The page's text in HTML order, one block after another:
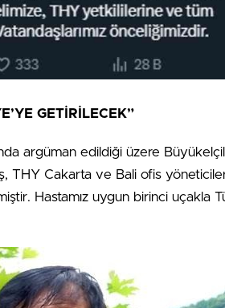
GETİRİLECEK”
argüman edildiği üzere
THY Cakarta ve Bali ofis
Hastamız uygun birinci uçakla